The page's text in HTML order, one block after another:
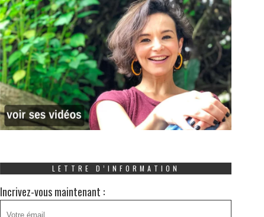
LETTRE D’INFORMATION
Incrivez-vous maintenant :